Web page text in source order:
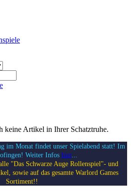
keine Artikel in Ihrer Schatztruhe.
im Monat findet unser Spielabend statt! Im
Weiter Infos hier...
"Das Schwarze Auge Rollenspiel"- und
sowie auf das gesamte Warlord Games
Sortiment!!